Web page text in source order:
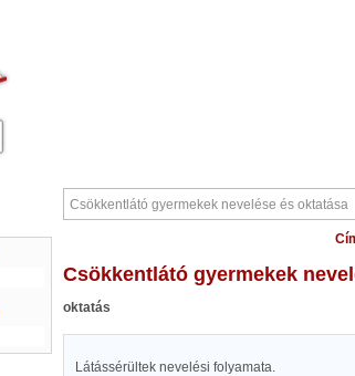
Csökkentlátó gyermekek
oktatás
Látássérültek nevelési folyamata.